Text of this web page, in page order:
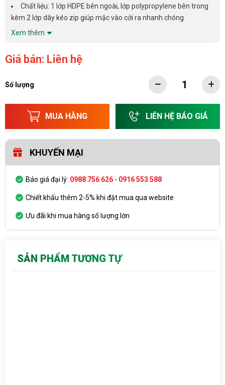
Chất liệu: 1 lớp HDPE bên ngoài, lớp polypropylene bên trong
kèm 2 lớp dây kéo zip giúp mặc vào cởi ra nhanh chóng
Xem thêm
Giá bán: Liên hệ
Số lượng
MUA HÀNG LIÊN HỆ BÁO GIÁ
KHUYẾN MẠI
Báo giá đại lý: 0988 756 626 - 0916 553 588
Chiết khấu thêm 2-5% khi đặt mua qua website
Ưu đãi khi mua hàng số lượng lớn
SẢN PHẨM TƯƠNG TỰ